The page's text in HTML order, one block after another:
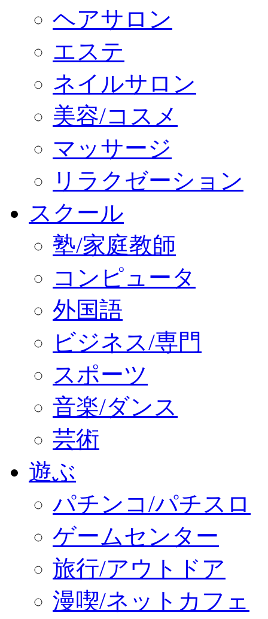
ヘアサロン
エステ
ネイルサロン
美容/コスメ
マッサージ
リラクゼーション
スクール
塾/家庭教師
コンピュータ
外国語
ビジネス/専門
スポーツ
音楽/ダンス
芸術
遊ぶ
パチンコ/パチスロ
ゲームセンター
旅行/アウトドア
漫喫/ネットカフェ